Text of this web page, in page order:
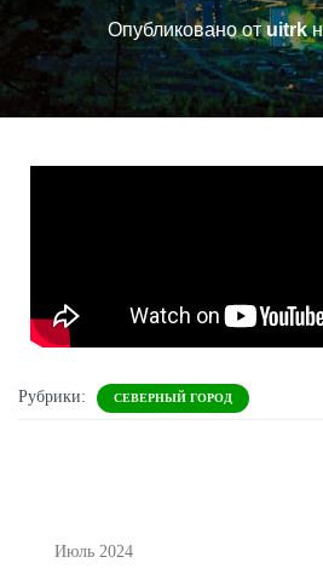
Опубликовано отuitrk
Рубрики: СЕВЕРНЫЙ ГОРОД
Июль 2024